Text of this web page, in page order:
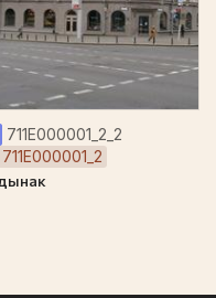
711Е000001_2_2
711Е000001_2